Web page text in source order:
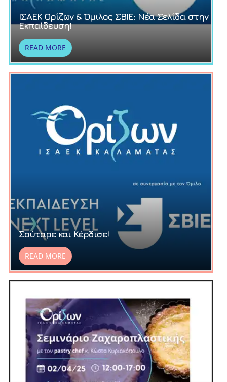
ΙΣΑΕΚ Ορίζων & Όμιλος ΣΒΙΕ: Νέα Σελίδα στην
Εκπαίδευση!
READ MORE
Σούταρε και Κέρδισε!
READ MORE